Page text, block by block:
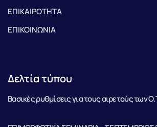
ΕΠΙΚΑΙΡΟΤΗΤΑ
ΕΠΙΚΟΙΝΩΝΙΑ
Δελτία τύπου
Βασικές ρυθμίσεις για τους αιρετούς των